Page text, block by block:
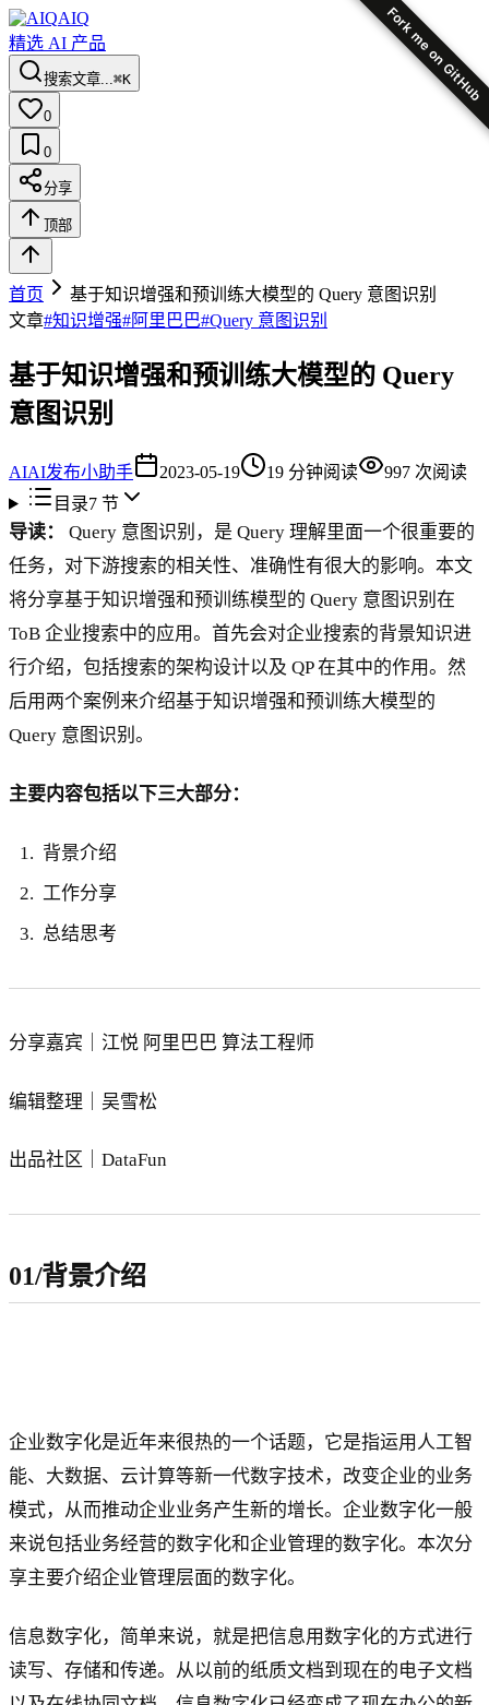
Fork me on GitHub
AIQ
精选 AI 产品
搜索文章...⌘K
0
0
分享
顶部
首页
基于知识增强和预训练大模型的 Query 意图识别
文章#知识增强#阿里巴巴#Query 意图识别
基于知识增强和预训练大模型的 Query
意图识别
AIAI发布小助手 2023-05-19 19 分钟阅读 997 次阅读
目录7节
导读：
Query 意图识别，是 Query 理解里面一个很重要的
任务，对下游搜索的相关性、准确性有很大的影响。本文
将分享基于知识增强和预训练模型的 Query 意图识别在
ToB 企业搜索中的应用。首先会对企业搜索的背景知识进
行介绍，包括搜索的架构设计以及 QP 在其中的作用。然
后用两个案例来介绍基于知识增强和预训练大模型的
Query 意图识别。
主要内容包括以下三大部分：
背景介绍
工作分享
总结思考
分享嘉宾｜江悦 阿里巴巴 算法工程师
编辑整理｜吴雪松
出品社区｜DataFun
01/背景介绍
企业数字化是近年来很热的一个话题，它是指运用人工智
能、大数据、云计算等新一代数字技术，改变企业的业务
模式，从而推动企业业务产生新的增长。企业数字化一般
来说包括业务经营的数字化和企业管理的数字化。本次分
享主要介绍企业管理层面的数字化。
信息数字化，简单来说，就是把信息用数字化的方式进行
读写、存储和传递。从以前的纸质文档到现在的电子文档